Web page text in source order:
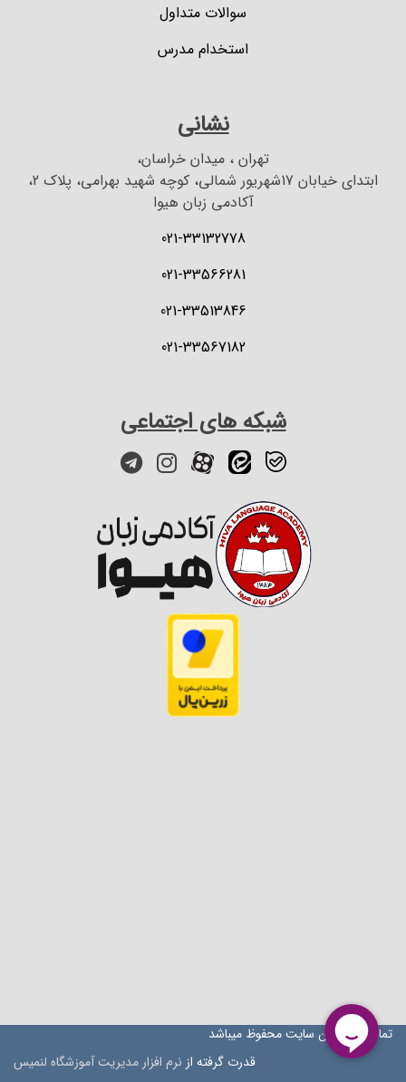
سوالات متداول
استخدام مدرس
نشانی
تهران ، میدان خراسان،
ابتدای خیابان 17شهریور شمالی، کوچه شهید بهرامی، پلاک 2،
آکادمی زبان هیوا
021-33132778
021-33566281
021-33513846
021-33567182
شبکه های اجتماعی
تمام حقوق این سایت محفوظ میباشد
قدرت گرفته از نرم افزار مدیریت آموزشگاه لنمیس